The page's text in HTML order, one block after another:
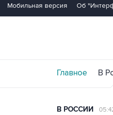
Мобильная версия Об
Главное В
В РОССИИ